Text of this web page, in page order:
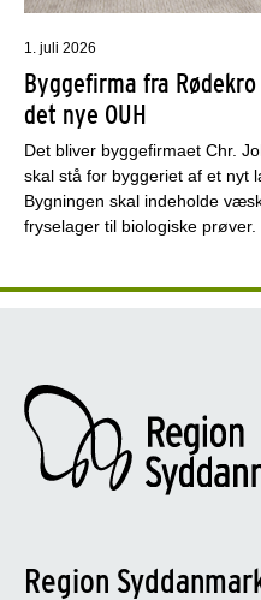
1. juli 2026
Byggefirma fra
det nye OUH
Det bliver byggefirmaet Chr.
skal stå for byggeriet af et nyt
Bygningen skal indeholde
fryselager til biologiske prøver.
Region